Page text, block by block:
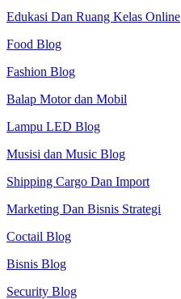
Edukasi Dan Ruang Kelas Online
Food Blog
Fashion Blog
Balap Motor dan Mobil
Lampu LED Blog
Musisi dan Music Blog
Shipping Cargo Dan Import
Marketing Dan Bisnis Strategi
Coctail Blog
Bisnis Blog
Security Blog